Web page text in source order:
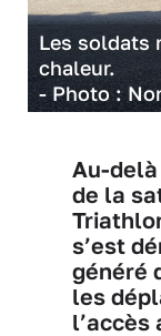
Les soldats
chaleur.
- Photo :
Au-
de la
s’est
généré
les